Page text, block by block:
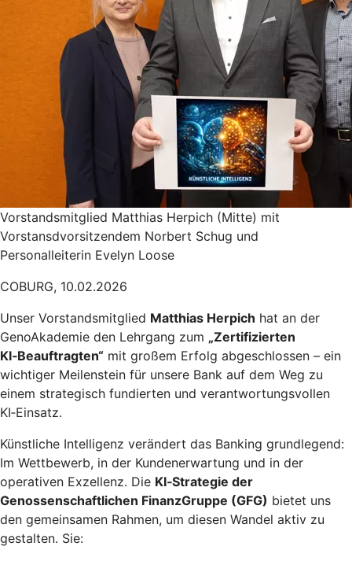
Vorstandsmitglied Matthias Herpich (Mitte) mit
Vorstansdvorsitzendem Norbert Schug und
Personalleiterin Evelyn Loose
COBURG, 10.02.2026
Unser Vorstandsmitglied Matthias Herpich hat an der
GenoAkademie den Lehrgang zum „Zertifizierten
KI‑Beauftragten“ mit großem Erfolg abgeschlossen – ein
wichtiger Meilenstein für unsere Bank auf dem Weg zu
einem strategisch fundierten und verantwortungsvollen
KI‑Einsatz.
Künstliche Intelligenz verändert das Banking grundlegend:
Im Wettbewerb, in der Kundenerwartung und in der
operativen Exzellenz. Die KI‑Strategie der
Genossenschaftlichen FinanzGruppe (GFG) bietet uns
den gemeinsamen Rahmen, um diesen Wandel aktiv zu
gestalten. Sie: